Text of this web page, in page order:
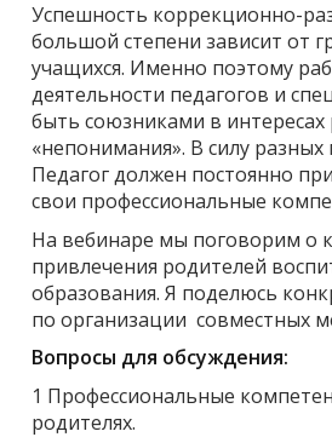
Успешность коррекционно-
большой степени зависит от
учащихся. Именно поэтому
деятельности педагогов и
быть союзниками в
«непонимания». В силу
Педагог должен постоянно
свои профессиональные
На вебинаре мы поговорим о
привлечения родителей
образования. Я поделюсь
по организации совместных
Вопросы для обсуждения:
1 Профессиональные
родителях.